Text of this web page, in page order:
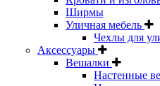
Ширмы
Уличная мебель
Чехлы для
Аксессуары
Вешалки
Настенные